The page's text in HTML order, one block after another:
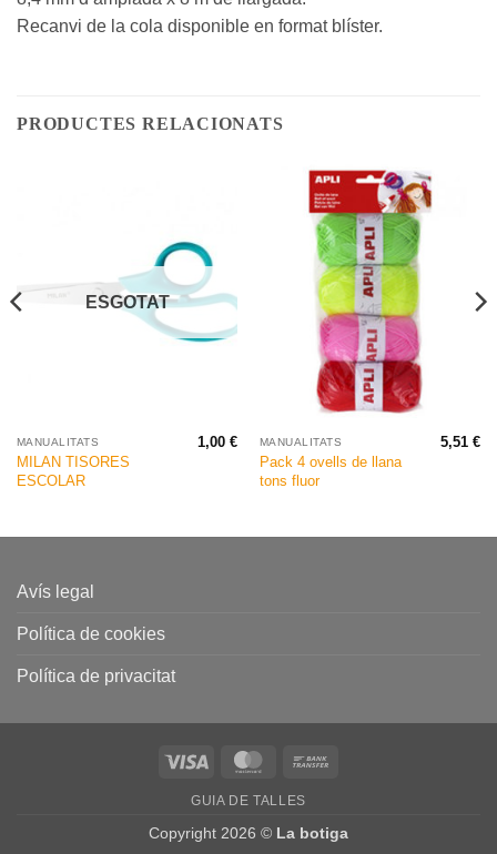
Recanvi de la cola disponible en format blíster.
PRODUCTES RELACIONATS
ESGOTAT
MANUALITATS
MILAN TISORES
ESCOLAR
1,00€ MANUALITATS
Pack 4 ovells de llana
tons fluor
5,51€
Avís legal
Política de cookies
Política de privacitat
Visa MasterCard
GUIA DE TALLES
Copyright 2026 © La botiga